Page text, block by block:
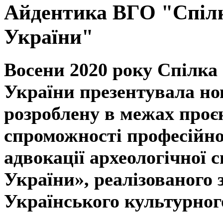
Айдентика ВГО
України"
Восени 2020 року Спілка
України презентувала
розроблену в межах
спроможності
адвокації
України», реалізованого
Українського